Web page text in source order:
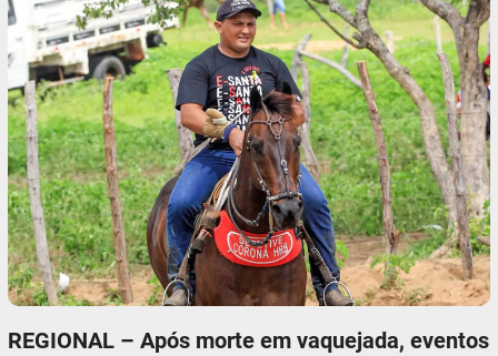
REGIONAL – Após morte em vaquejada, eventos